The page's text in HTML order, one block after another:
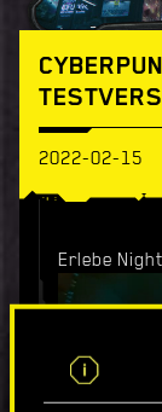
2022-02-15
Erlebe